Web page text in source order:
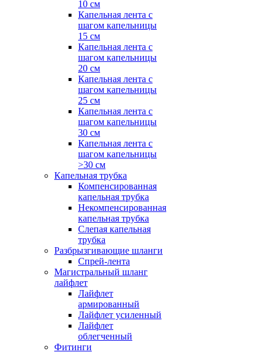
10 см
Капельная лента с
шагом капельницы
15 см
Капельная лента с
шагом капельницы
20 см
Капельная лента с
шагом капельницы
25 см
Капельная лента с
шагом капельницы
30 см
Капельная лента с
шагом капельницы
>30 см
Капельная трубка
Компенсированная
капельная трубка
Некомпенсированная
капельная трубка
Слепая капельная
трубка
Разбрызгивающие шланги
Спрей-лента
Магистральный шланг
лайфлет
Лайфлет
армированный
Лайфлет усиленный
Лайфлет
облегченный
Фитинги